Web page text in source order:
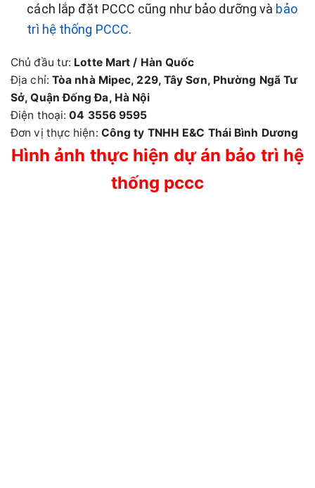
cách lắp đặt PCCC cũng như bảo dưỡng và bảo
trì hệ thống PCCC.
Chủ đầu tư: Lotte Mart / Hàn Quốc
Địa chỉ: Tòa nhà Mipec, 229, Tây Sơn, Phường Ngã Tư
Sở, Quận Đống Đa, Hà Nội
Điện thoại:04 3556 9595
Đơn vị thực hiện: Công ty TNHH E&C Thái Bình Dương
Hình ảnh thực hiện dự án bảo trì hệ
thống pccc